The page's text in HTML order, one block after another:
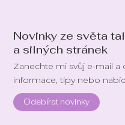
Novinky ze světa
a silných stránek
Zanechte mi svůj e-mail a
informace, tipy nebo
Odebírat novinky